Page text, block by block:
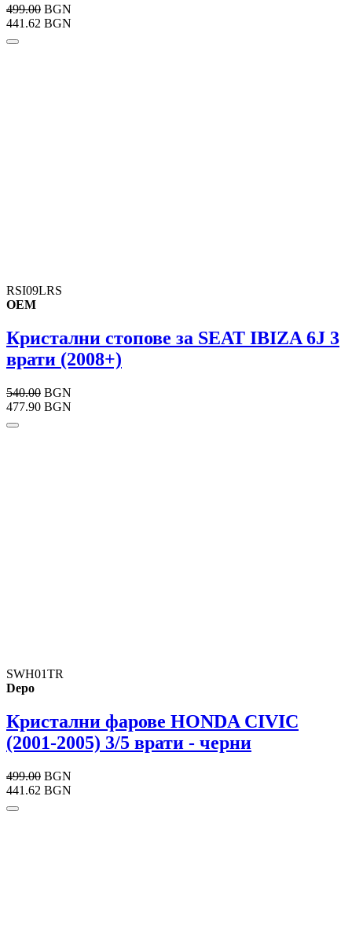
499.00 BGN
441.62 BGN
RSI09LRS
OEM
Кристални стопове за SEAT IBIZA 6J 3
врати (2008+)
540.00 BGN
477.90 BGN
SWH01TR
Depo
Кристални фарове HONDA CIVIC
(2001-2005) 3/5 врати - черни
499.00 BGN
441.62 BGN